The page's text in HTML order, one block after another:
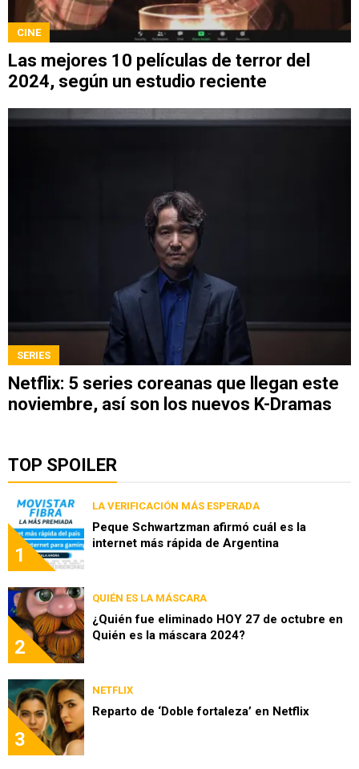
CINE
Las mejores 10 películas de terror del
2024, según un estudio reciente
SERIES
Netflix: 5 series coreanas que llegan este
noviembre, así son los nuevos K-Dramas
TOP SPOILER
1
LA VERIFICACIÓN MÁS ESPERADA
Peque Schwartzman afirmó cuál es la
internet más rápida de Argentina
2
QUIÉN ES LA MÁSCARA
¿Quién fue eliminado HOY 27 de octubre en
Quién es la máscara 2024?
3
NETFLIX
Reparto de ‘Doble fortaleza’ en Netflix